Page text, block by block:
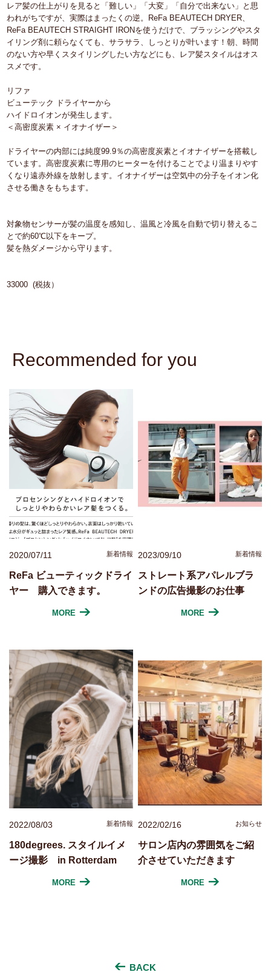
レア髪の仕上がりを見ると「難しい」「大変」「自分で出来ない」と思
われがちですが、実際はまったくの逆。ReFa BEAUTECH DRYER、
ReFa BEAUTECH STRAIGHT IRONを使うだけで、ブラッシングやスタ
イリング剤に頼らなくても、サラサラ、しっとりが叶います！朝、時間
のない方や早くスタイリングしたい方などにも、レア髪スタイルはオス
スメです。
リファ
ビューテック ドライヤーから
ハイドロイオンが発生します。
＜高密度炭素 × イオナイザー＞
ドライヤーの内部には純度99.9％の高密度炭素とイオナイザーを搭載し
ています。高密度炭素に専用のヒーターを付けることでより温まりやす
くなり遠赤外線を放射します。イオナイザーは空気中の分子をイオン化
させる働きをもちます。
対象物センサーが髪の温度を感知し、温風と冷風を自動で切り替えるこ
とで約60℃以下をキープ。
髪を熱ダメージから守ります。
33000 (税抜）
Recommended for you
2020/07/11 新着情報
ReFa ビューティックドライ
ヤー 購入できます。
MORE
2023/09/10 新着情報
ストレート系アパレルブラ
ンドの広告撮影のお仕事
MORE
2022/08/03 新着情報
180degrees. スタイルイメ
ージ撮影 in Rotterdam
MORE
2022/02/16 お知らせ
サロン店内の雰囲気をご紹
介させていただきます
MORE
BACK